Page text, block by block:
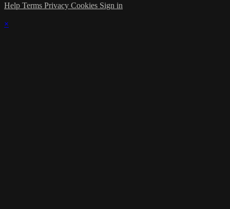
Help Terms Privacy Cookies Sign in
×